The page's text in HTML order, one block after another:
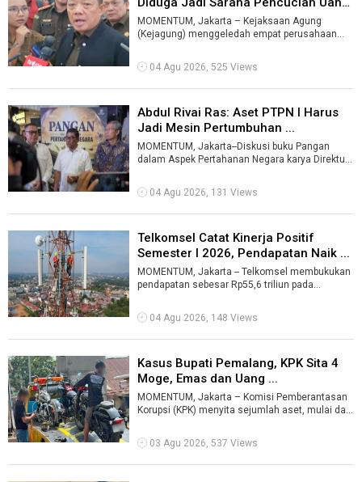
...
MOMENTUM, Jakarta – Kejaksaan Agung
(Kejagung) menggeledah empat perusahaan
...
04 Agu 2026, 525 Views
Abdul Rivai Ras: Aset PTPN I Harus
Jadi Mesin Pertumbuhan ...
MOMENTUM, Jakarta--Diskusi buku Pangan
dalam Aspek Pertahanan Negara karya Direktur
04 Agu 2026, 131 Views
Telkomsel Catat Kinerja Positif
Semester I 2026, Pendapatan Naik ...
MOMENTUM, Jakarta -- Telkomsel membukukan
pendapatan sebesar Rp55,6 triliun pada
...
04 Agu 2026, 148 Views
Kasus Bupati Pemalang, KPK Sita 4
Moge, Emas dan Uang ...
MOMENTUM, Jakarta – Komisi Pemberantasan
Korupsi (KPK) menyita sejumlah aset, mulai dari
03 Agu 2026, 537 Views